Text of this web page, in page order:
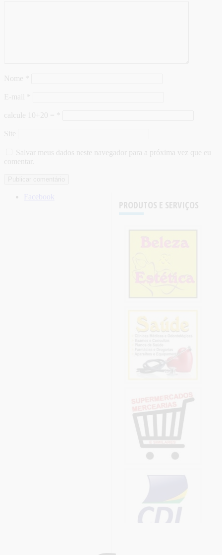
Nome
E-mail
calcule 10+20 =
Site
Salvar meus dados neste navegador para a próxima vez que eu
comentar.
PRODUTOS E SERVIÇOS
Facebook